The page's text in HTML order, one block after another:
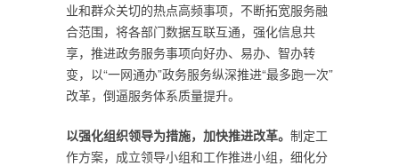
业和群众关切的热点高频事项，不断拓宽服务融
合范围，将各部门数据互联互通，强化信息共
享，推进政务服务事项向好办、易办、智办转
变，以“一网通办”政务服务纵深推进“最多跑一次”
改革，倒逼服务体系质量提升。
以强化组织领导为措施，加快推进改革。 制定工
作方案，成立领导小组和工作推进小组，细化分